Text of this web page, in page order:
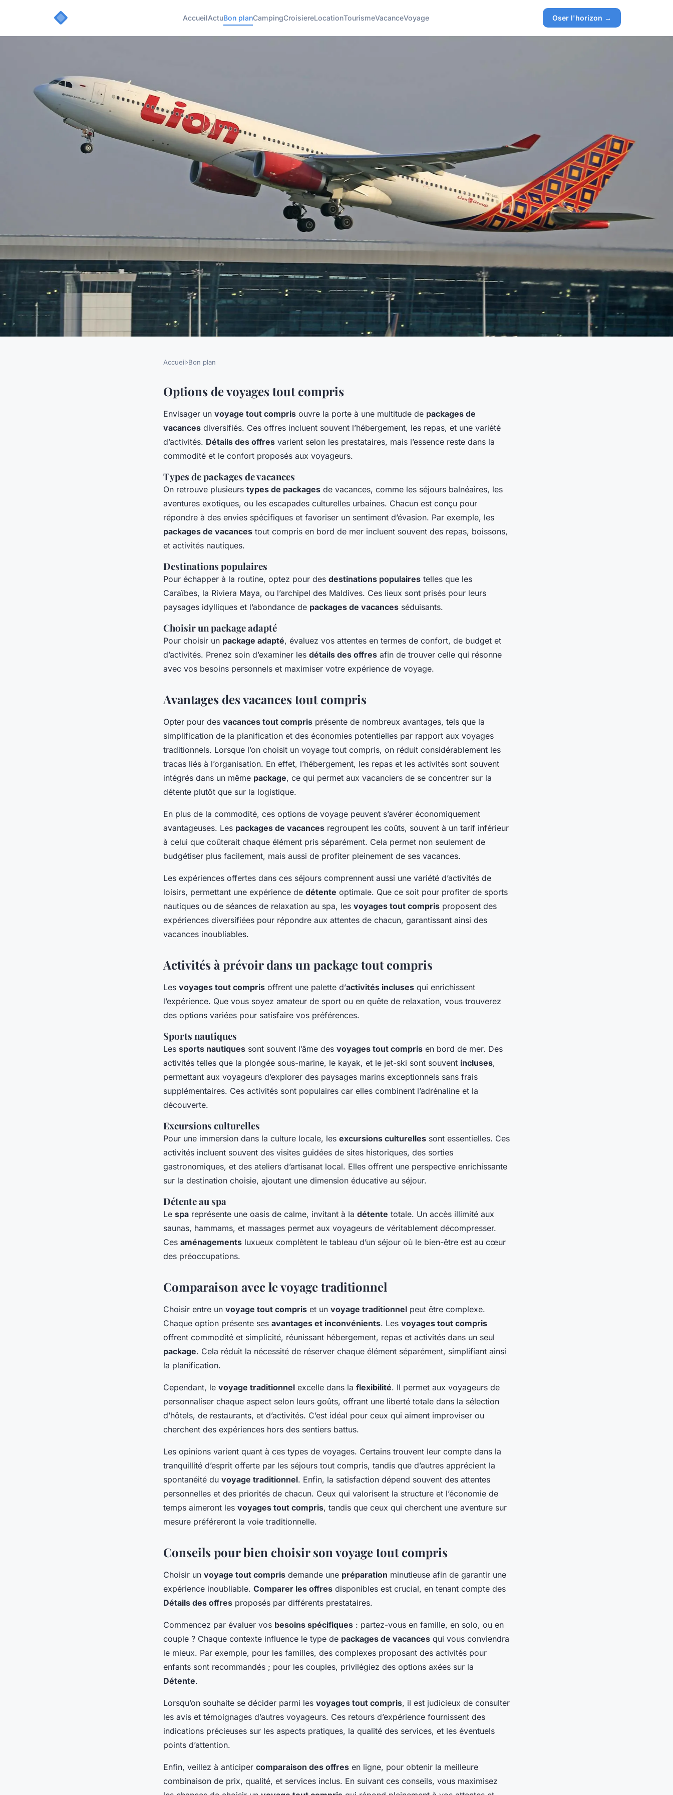
AccueilActuBon planCampingCroisiereLocationTourismeVacanceVoyage Oser l'horizon →
Échapper à la routine avec un voyage
Accueil›Bon plan
Options de voyages tout compris
Envisager un voyage tout compris ouvre la porte à une multitude de packages de
vacances diversifiés. Ces offres incluent souvent l’hébergement, les repas, et une variété
d’activités. Détails des offres varient selon les prestataires, mais l’essence reste dans la
commodité et le confort proposés aux voyageurs.
Types de packages de vacances
On retrouve plusieurs types de packages de vacances, comme les séjours balnéaires, les
aventures exotiques, ou les escapades culturelles urbaines. Chacun est conçu pour
répondre à des envies spécifiques et favoriser un sentiment d’évasion. Par exemple, les
packages de vacances tout compris en bord de mer incluent souvent des repas, boissons,
et activités nautiques.
Destinations populaires
Pour échapper à la routine, optez pour des destinations populaires telles que les
Caraïbes, la Riviera Maya, ou l’archipel des Maldives. Ces lieux sont prisés pour leurs
paysages idylliques et l’abondance de packages de vacances séduisants.
Choisir un package adapté
Pour choisir un package adapté, évaluez vos attentes en termes de confort, de budget et
d’activités. Prenez soin d’examiner les détails des offres afin de trouver celle qui résonne
avec vos besoins personnels et maximiser votre expérience de voyage.
Avantages des vacances tout compris
Opter pour des vacances tout compris présente de nombreux avantages, tels que la
simplification de la planification et des économies potentielles par rapport aux voyages
traditionnels. Lorsque l’on choisit un voyage tout compris, on réduit considérablement les
tracas liés à l’organisation. En effet, l’hébergement, les repas et les activités sont souvent
intégrés dans un même package, ce qui permet aux vacanciers de se concentrer sur la
détente plutôt que sur la logistique.
En plus de la commodité, ces options de voyage peuvent s’avérer économiquement
avantageuses. Les packages de vacances regroupent les coûts, souvent à un tarif inférieur
à celui que coûterait chaque élément pris séparément. Cela permet non seulement de
budgétiser plus facilement, mais aussi de profiter pleinement de ses vacances.
Les expériences offertes dans ces séjours comprennent aussi une variété d’activités de
loisirs, permettant une expérience de détente optimale. Que ce soit pour profiter de sports
nautiques ou de séances de relaxation au spa, les voyages tout compris proposent des
expériences diversifiées pour répondre aux attentes de chacun, garantissant ainsi des
vacances inoubliables.
Activités à prévoir dans un package tout compris
Les voyages tout compris offrent une palette d’activités incluses qui enrichissent
l’expérience. Que vous soyez amateur de sport ou en quête de relaxation, vous trouverez
des options variées pour satisfaire vos préférences.
Sports nautiques
Les sports nautiques sont souvent l’âme des voyages tout compris en bord de mer. Des
activités telles que la plongée sous-marine, le kayak, et le jet-ski sont souvent incluses,
permettant aux voyageurs d’explorer des paysages marins exceptionnels sans frais
supplémentaires. Ces activités sont populaires car elles combinent l’adrénaline et la
découverte.
Excursions culturelles
Pour une immersion dans la culture locale, les excursions culturelles sont essentielles. Ces
activités incluent souvent des visites guidées de sites historiques, des sorties
gastronomiques, et des ateliers d’artisanat local. Elles offrent une perspective enrichissante
sur la destination choisie, ajoutant une dimension éducative au séjour.
Détente au spa
Le spa représente une oasis de calme, invitant à la détente totale. Un accès illimité aux
saunas, hammams, et massages permet aux voyageurs de véritablement décompresser.
Ces aménagements luxueux complètent le tableau d’un séjour où le bien-être est au cœur
des préoccupations.
Comparaison avec le voyage traditionnel
Choisir entre un voyage tout compris et un voyage traditionnel peut être complexe.
Chaque option présente ses avantages et inconvénients. Les voyages tout compris
offrent commodité et simplicité, réunissant hébergement, repas et activités dans un seul
package. Cela réduit la nécessité de réserver chaque élément séparément, simplifiant ainsi
la planification.
Cependant, le voyage traditionnel excelle dans la flexibilité. Il permet aux voyageurs de
personnaliser chaque aspect selon leurs goûts, offrant une liberté totale dans la sélection
d’hôtels, de restaurants, et d’activités. C’est idéal pour ceux qui aiment improviser ou
cherchent des expériences hors des sentiers battus.
Les opinions varient quant à ces types de voyages. Certains trouvent leur compte dans la
tranquillité d’esprit offerte par les séjours tout compris, tandis que d’autres apprécient la
spontanéité du voyage traditionnel. Enfin, la satisfaction dépend souvent des attentes
personnelles et des priorités de chacun. Ceux qui valorisent la structure et l’économie de
temps aimeront les voyages tout compris, tandis que ceux qui cherchent une aventure sur
mesure préféreront la voie traditionnelle.
Conseils pour bien choisir son voyage tout compris
Choisir un voyage tout compris demande une préparation minutieuse afin de garantir une
expérience inoubliable. Comparer les offres disponibles est crucial, en tenant compte des
Détails des offres proposés par différents prestataires.
Commencez par évaluer vos besoins spécifiques : partez-vous en famille, en solo, ou en
couple ? Chaque contexte influence le type de packages de vacances qui vous conviendra
le mieux. Par exemple, pour les familles, des complexes proposant des activités pour
enfants sont recommandés ; pour les couples, privilégiez des options axées sur la
Détente.
Lorsqu’on souhaite se décider parmi les voyages tout compris, il est judicieux de consulter
les avis et témoignages d’autres voyageurs. Ces retours d’expérience fournissent des
indications précieuses sur les aspects pratiques, la qualité des services, et les éventuels
points d’attention.
Enfin, veillez à anticiper comparaison des offres en ligne, pour obtenir la meilleure
combinaison de prix, qualité, et services inclus. En suivant ces conseils, vous maximisez